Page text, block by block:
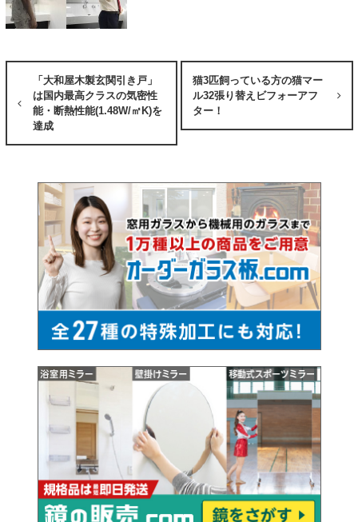
「大和屋木製玄関引き戸」
は国内最高クラスの気密性
能・断熱性能(1.48W/㎡K)を
達成
猫3匹飼っている方の猫マー
ル32張り替えビフォーアフ
ター！